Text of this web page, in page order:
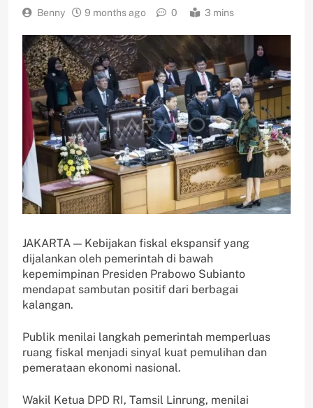
Benny 9 months ago 0 3 mins
JAKARTA — Kebijakan fiskal ekspansif yang
dijalankan oleh pemerintah di bawah
kepemimpinan Presiden Prabowo Subianto
mendapat sambutan positif dari berbagai
kalangan.
Publik menilai langkah pemerintah memperluas
ruang fiskal menjadi sinyal kuat pemulihan dan
pemerataan ekonomi nasional.
Wakil Ketua DPD RI, Tamsil Linrung, menilai